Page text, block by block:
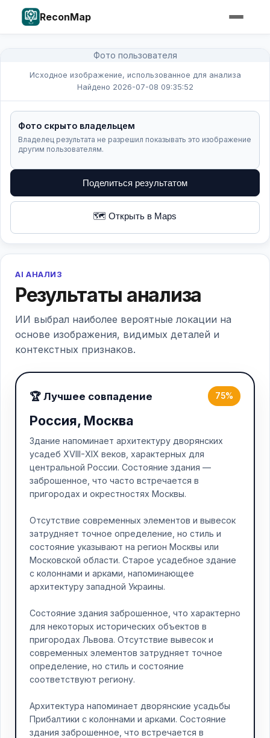
ReconMap
Фото пользователя
Исходное изображение, использованное для анализа
Найдено 2026-07-08 09:35:52
Фото скрыто владельцем
Владелец результата не разрешил показывать это изображение
другим пользователям.
Поделиться результатом
🗺️ Открыть в Maps
AI АНАЛИЗ
Результаты анализа
ИИ выбрал наиболее вероятные локации на
основе изображения, видимых деталей и
контекстных признаков.
🏆 Лучшее совпадение 75%
Россия, Москва
Здание напоминает архитектуру дворянских
усадеб XVIII-XIX веков, характерных для
центральной России. Состояние здания —
заброшенное, что часто встречается в
пригородах и окрестностях Москвы.
Отсутствие современных элементов и вывесок
затрудняет точное определение, но стиль и
состояние указывают на регион Москвы или
Московской области. Старое усадебное здание
с колоннами и арками, напоминающее
архитектуру западной Украины.
Состояние здания заброшенное, что характерно
для некоторых исторических объектов в
пригородах Львова. Отсутствие вывесок и
современных элементов затрудняет точное
определение, но стиль и состояние
соответствуют региону.
Архитектура напоминает дворянские усадьбы
Прибалтики с колоннами и арками. Состояние
здания заброшенное, что встречается в